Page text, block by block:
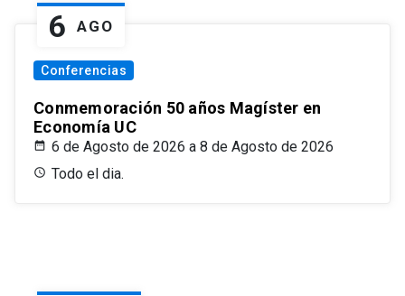
6 AGO
Conferencias
Conmemoración 50 años Magíster en
Economía UC
6 de Agosto de 2026 a 8 de Agosto de 2026
Todo el dia.